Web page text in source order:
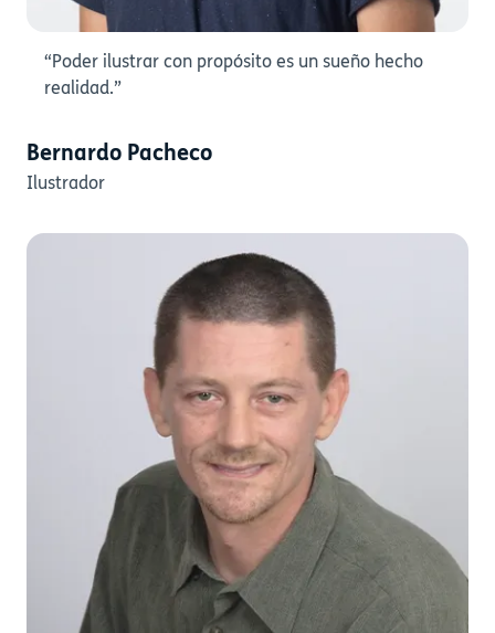
“Poder ilustrar con propósito es un sueño hecho
realidad.”
Bernardo Pacheco
Ilustrador